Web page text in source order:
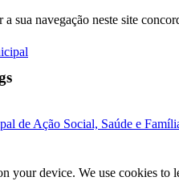
de Ação Social, Saúde e
sua navegação neste site
your device. We use cookies